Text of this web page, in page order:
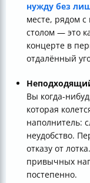
нужду без
месте, рядом
столом — это
концерте в
отдалённый
Вы когда-
которая
наполнитель:
неудобство.
отказу от
привычных
постепенно.